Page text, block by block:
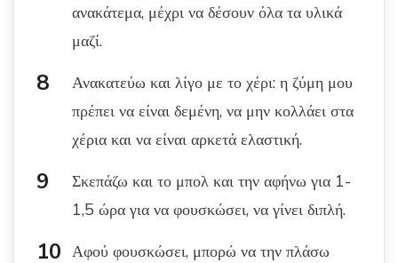
ανακάτεμα, μέχρι να δέσουν όλα τα υλικά
μαζί.
Ανακατεύω και λίγο με το χέρι: η ζύμη μου
πρέπει να είναι δεμένη, να μην κολλάει στα
χέρια και να είναι αρκετά ελαστική.
Σκεπάζω και το μπολ και την αφήνω για 1-
1,5 ώρα για να φουσκώσει, να γίνει διπλή.
Αφού φουσκώσει, μπορώ να την πλάσω